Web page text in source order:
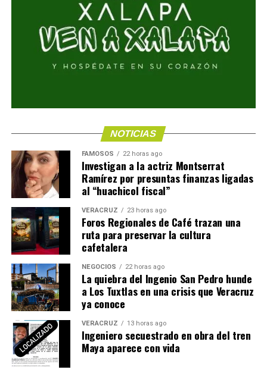
NOTICIAS
FAMOSOS 22 horas ago
Investigan a la actriz Montserrat
Ramírez por presuntas finanzas ligadas
al “huachicol fiscal”
VERACRUZ 23 horas ago
Foros Regionales de Café trazan una
ruta para preservar la cultura
cafetalera
NEGOCIOS 22 horas ago
La quiebra del Ingenio San Pedro hunde
a Los Tuxtlas en una crisis que Veracruz
ya conoce
VERACRUZ 13 horas ago
Ingeniero secuestrado en obra del tren
Maya aparece con vida